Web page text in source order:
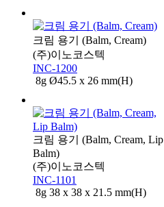
크림 용기 (Balm, Cream)
(주)이노코스텍
INC-1200
8g Ø45.5 x 26 mm(H)
크림 용기 (Balm, Cream, Lip
Balm)
(주)이노코스텍
INC-1101
8g 38 x 38 x 21.5 mm(H)